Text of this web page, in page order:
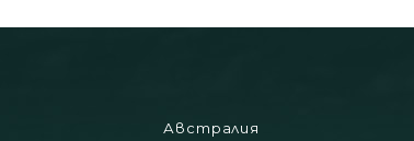
Австралия